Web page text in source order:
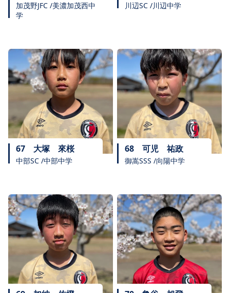
加茂野JFC /美濃加茂西中
学
川辺SC /川辺中学
67 大塚 來桜
中部SC /中部中学
68 可児 祐政
御嵩SSS /向陽中学